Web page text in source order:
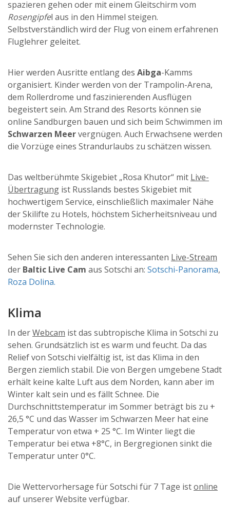
spazieren gehen oder mit einem Gleitschirm vom
Rosengipfel aus in den Himmel steigen.
Selbstverständlich wird der Flug von einem erfahrenen
Fluglehrer geleitet.
Hier werden Ausritte entlang des Aibga-Kamms
organisiert. Kinder werden von der Trampolin-Arena,
dem Rollerdrome und faszinierenden Ausflügen
begeistert sein. Am Strand des Resorts können sie
online Sandburgen bauen und sich beim Schwimmen im
Schwarzen Meervergnügen. Auch Erwachsene werden
die Vorzüge eines Strandurlaubs zu schätzen wissen.
Das weltberühmte Skigebiet „Rosa Khutor“ mit Live-
Übertragung ist Russlands bestes Skigebiet mit
hochwertigem Service, einschließlich maximaler Nähe
der Skilifte zu Hotels, höchstem Sicherheitsniveau und
modernster Technologie.
Sehen Sie sich den anderen interessanten Live-Stream
der Baltic Live Cam aus Sotschi an: Sotschi-Panorama,
Roza Dolina.
Klima
In derWebcam ist das subtropische Klima in Sotschi zu
sehen. Grundsätzlich ist es warm und feucht. Da das
Relief von Sotschi vielfältig ist, ist das Klima in den
Bergen ziemlich stabil. Die von Bergen umgebene Stadt
erhält keine kalte Luft aus dem Norden, kann aber im
Winter kalt sein und es fällt Schnee. Die
Durchschnittstemperatur im Sommer beträgt bis zu +
26,5 °C und das Wasser im Schwarzen Meer hat eine
Temperatur von etwa + 25 °C. Im Winter liegt die
Temperatur bei etwa +8°C, in Bergregionen sinkt die
Temperatur unter 0°C.
Die Wettervorhersage für Sotschi für 7 Tage istonline
auf unserer Website verfügbar.